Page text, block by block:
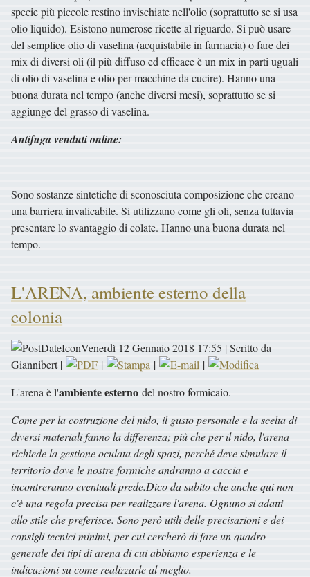
specie più piccole restino invischiate nell'olio (soprattutto se si usa
olio liquido). Esistono numerose ricette al riguardo. Si può usare
del semplice olio di vaselina (acquistabile in farmacia) o fare dei
mix di diversi oli (il più diffuso ed efficace è un mix in parti uguali
di olio di vaselina e olio per macchine da cucire). Hanno una
buona durata nel tempo (anche diversi mesi), soprattutto se si
aggiunge del grasso di vaselina.
Antifuga venduti online:
Sono sostanze sintetiche di sconosciuta composizione che creano
una barriera invalicabile. Si utilizzano come gli oli, senza tuttavia
presentare lo svantaggio di colate. Hanno una buona durata nel
tempo.
L'ARENA, ambiente esterno della
colonia
Venerdì 12 Gennaio 2018 17:55 | Scritto da
Giannibert |
| |
|
L'arena è l'ambiente esterno del nostro formicaio.
Come per la costruzione del nido, il gusto personale e la scelta di
diversi materiali fanno la differenza; più che per il nido, l'arena
richiede la gestione oculata degli spazi, perché deve simulare il
territorio dove le nostre formiche andranno a caccia e
incontreranno eventuali prede.Dico da subito che anche qui non
c'è una regola precisa per realizzare l'arena. Ognuno si adatti
allo stile che preferisce. Sono però utili delle precisazioni e dei
consigli tecnici minimi, per cui cercherò di fare un quadro
generale dei tipi di arena di cui abbiamo esperienza e le
indicazioni su come realizzarle al meglio.